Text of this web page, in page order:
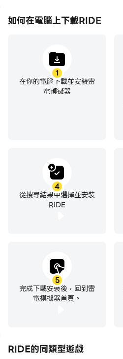
如何在電腦上下載RIDE
1
在你的電腦下載並安裝雷
電模擬器
4
從搜尋結果中選擇並安裝
RIDE
5
完成下載安裝後，回到雷
電模擬器首頁。
RIDE的同類型遊戲